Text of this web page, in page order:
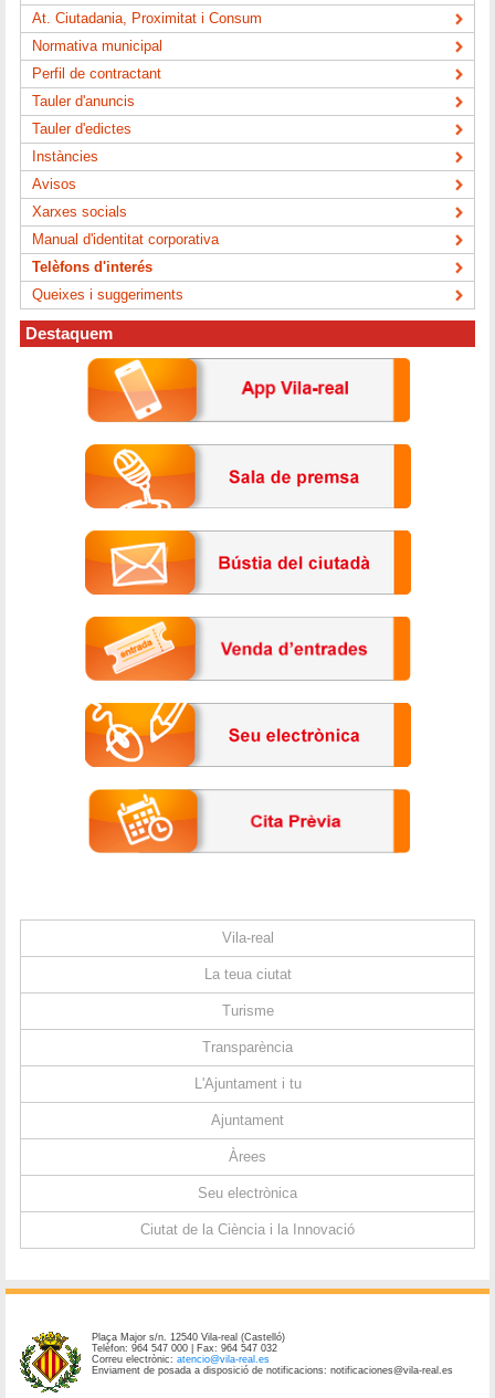
At. Ciutadania, Proximitat i Consum
Normativa municipal
Perfil de contractant
Tauler d'anuncis
Tauler d'edictes
Instàncies
Avisos
Xarxes socials
Manual d'identitat corporativa
Telèfons d'interés
Queixes i suggeriments
Destaquem
Vila-real
La teua ciutat
Turisme
Transparència
L'Ajuntament i tu
Ajuntament
Àrees
Seu electrònica
Ciutat de la Ciència i la Innovació
Plaça Major s/n. 12540 Vila-real (Castelló)
Telèfon: 964 547 000 | Fax: 964 547 032
Correu electrònic:atencio@vila-real.es
Enviament de posada a disposició de notificacions: notificaciones@vila-real.es